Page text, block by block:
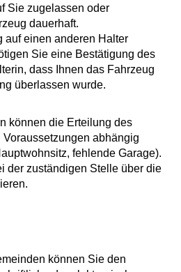
Sie zugelassen oder
dauerhaft.
auf einen anderen Halter
Sie eine Bestätigung des
dass Ihnen das Fahrzeug
überlassen wurde.
können die Erteilung des
abhängig
fehlende Garage).
der zuständigen Stelle über die
können Sie den